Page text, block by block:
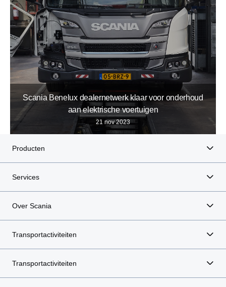
Scania Benelux dealernetwerk klaar voor onderhoud
aan elektrische voertuigen
21 nov 2023
Producten
Services
Over Scania
Transportactiviteiten
Transportactiviteiten